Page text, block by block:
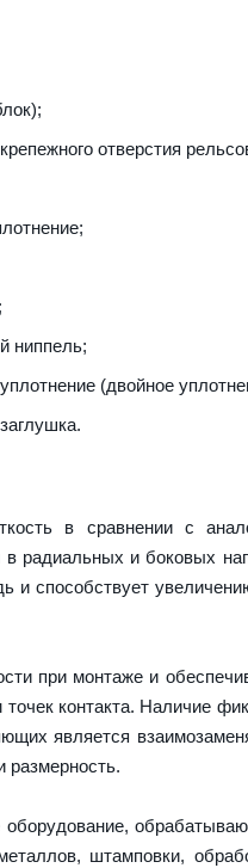
отверстия
ниппель;
(двойное
в сравнении с
в радиальных и боковых
и способствует
при монтаже и
контакта. Наличие
является
размерность.
оборудование,
штамповки,